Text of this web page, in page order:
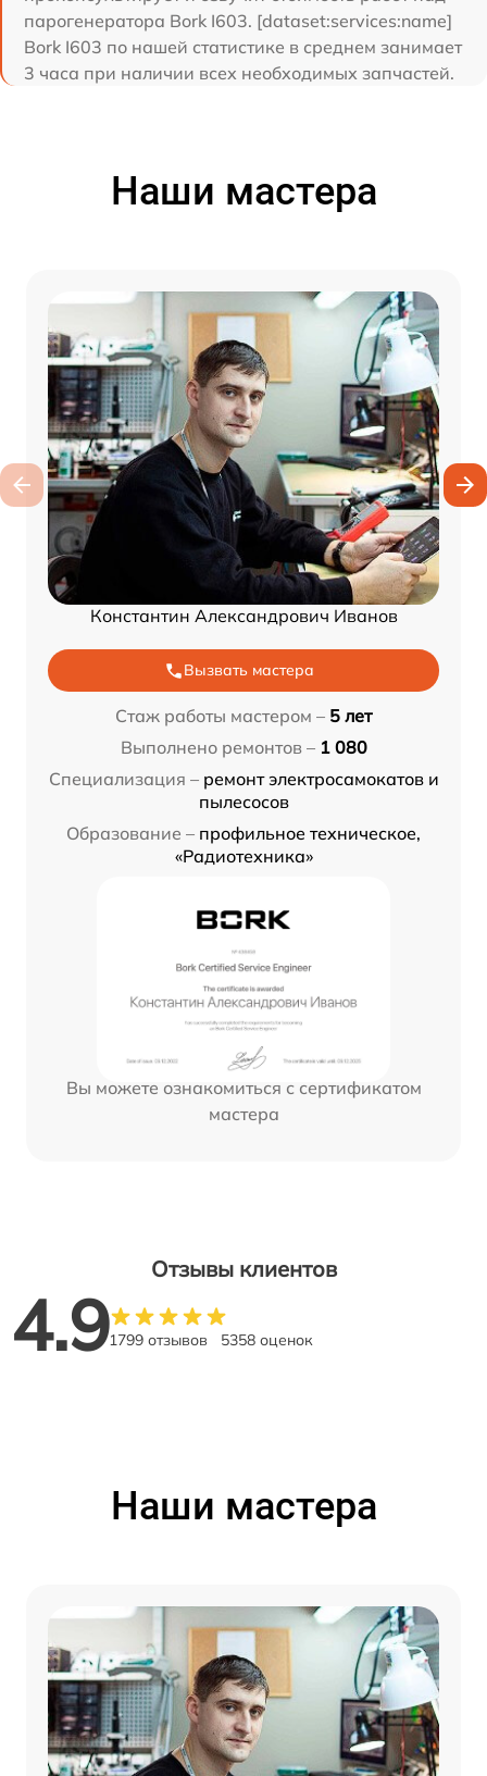
парогенератора Bork I603. [dataset:services:name]
Bork I603 по нашей статистике в среднем занимает
3 часа при наличии всех необходимых запчастей.
Наши мастера
Константин Александрович Иванов
Вызвать мастера
Стаж работы мастером – 5 лет
Выполнено ремонтов – 1 080
Специализация – ремонт электросамокатов и
пылесосов
Образование – профильное техническое,
«Радиотехника»
Вы можете ознакомиться с сертификатом
мастера
Отзывы клиентов
4.91799 отзывов 5358 оценок
Наши мастера